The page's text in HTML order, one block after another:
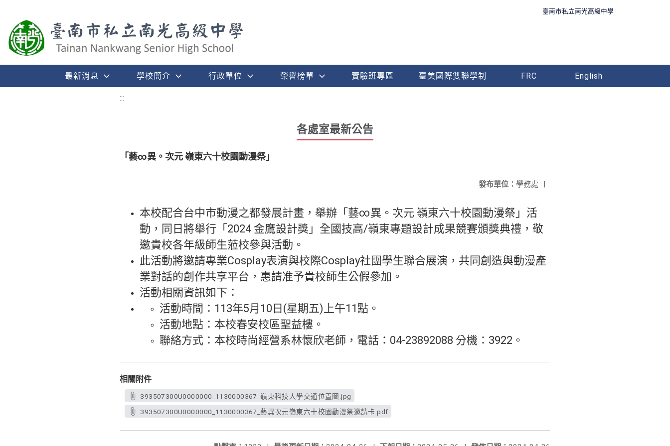
臺南市私立南光高級中學
最新消息 學校簡介 行政單位 榮譽榜單 實驗班專區 臺美國際雙聯學制 FRC English
:::
各處室最新公告
「藝∞異。次元 嶺東六十校園動漫祭」
發布單位： 學務處 |
本校配合台中市動漫之都發展計畫，舉辦「藝∞異。次元 嶺東六十校園動漫祭」活
動，同日將舉行「2024 金鷹設計獎」全國技高/嶺東專題設計成果競賽頒獎典禮，敬
邀貴校各年級師生蒞校參與活動。
此活動將邀請專業Cosplay表演與校際Cosplay社團學生聯合展演，共同創造與動漫產
業對話的創作共享平台，惠請准予貴校師生公假參加。
活動相關資訊如下：
活動時間：113年5月10日(星期五)上午11點。
活動地點：本校春安校區聖益樓。
聯絡方式：本校時尚經營系林懷欣老師，電話：04-23892088 分機：3922。
相關附件
393507300U0000000_1130000367_嶺東科技大學交通位置圖.jpg
393507300U0000000_1130000367_藝異次元嶺東六十校園動漫祭邀請卡.pdf